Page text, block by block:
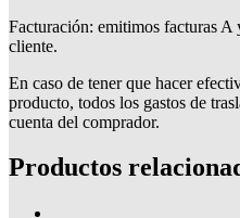
Facturación: emitimos facturas
cliente.
En caso de tener que hacer
producto, todos los gastos de
cuenta del comprador.
Productos